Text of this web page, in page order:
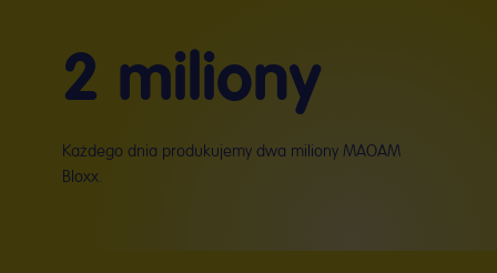
2 miliony
Każdego dnia produkujemy dwa miliony MAOAM
Bloxx.